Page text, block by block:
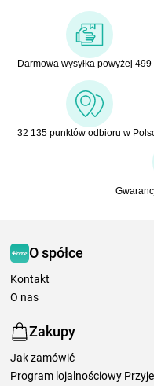
Darmowa wysyłka powyżej 499
32 135 punktów odbioru w
O spółce
Kontakt
O nas
Zakupy
Jak zamówić
Program lojalnościowy